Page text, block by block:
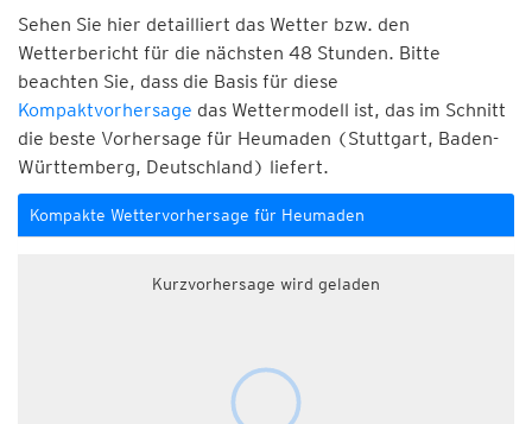
Sehen Sie hier detailliert das Wetter bzw. den
Wetterbericht für die nächsten 48 Stunden. Bitte
beachten Sie, dass die Basis für diese
Kompaktvorhersage das Wettermodell ist, das im Schnitt
die beste Vorhersage für Heumaden (Stuttgart, Baden-
Württemberg, Deutschland) liefert.
Kompakte Wettervorhersage für Heumaden
Kurzvorhersage wird geladen